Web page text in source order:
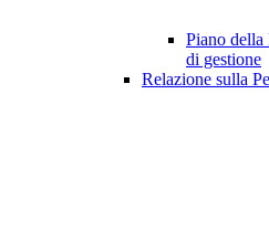
Piano della
di gestione
Relazione sulla